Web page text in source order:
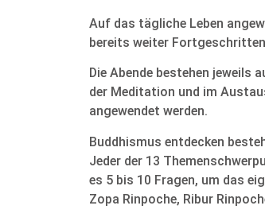
Auf das tägliche Leben
bereits weiter
Die Abende bestehen jeweils
der Meditation und im
angewendet werden.
Buddhismus entdecken
Jeder der 13
es 5 bis 10 Fragen, um das
Zopa Rinpoche, Ribur